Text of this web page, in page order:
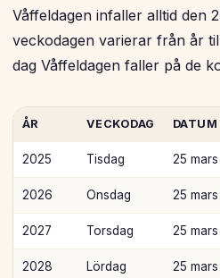
Våffeldagen infaller alltid den
veckodagen varierar från år
dag Våffeldagen faller på de
ÅR VECKODAG DATUM
2025 Tisdag 25
2026 Onsdag 25
2027 Torsdag 25
2028 Lördag 25